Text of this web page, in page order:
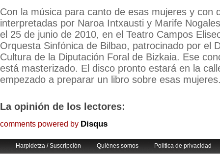
Con la música para canto de esas mujeres y con
interpretadas por Naroa Intxausti y Marife
el 25 de junio de 2010, en el Teatro Campos
Orquesta Sinfónica de Bilbao, patrocinado por el
Cultura de la Diputación Foral de Bizkaia. Ese
está masterizado. El disco pronto estará en la
empezado a preparar un libro sobre esas
La opinión de los lectores:
comments powered by Disqus
Harpidetza / Suscripción Quiénes somos Política de privacidad